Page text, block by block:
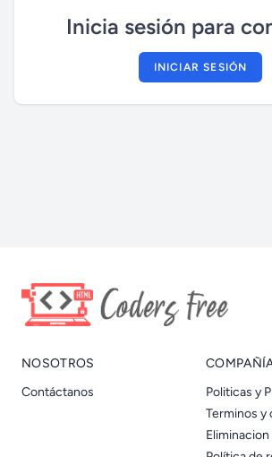
Inicia sesión para
INICIAR SESIÓN
NOSOTROS
Contáctanos
Politicas y
Terminos y